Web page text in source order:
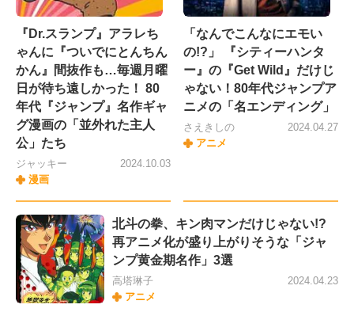
『Dr.スランプ』アラレち
ゃんに『ついでにとんちん
かん』間抜作も…毎週月曜
日が待ち遠しかった！ 80
年代『ジャンプ』名作ギャ
グ漫画の「並外れた主人
公」たち
ジャッキー
漫画
2024.10.03
「なんでこんなにエモい
の!?」 『シティーハンタ
ー』の『Get Wild』だけじ
ゃない！80年代ジャンプア
ニメの「名エンディング」
さえきしの
アニメ
2024.04.27
北斗の拳、キン肉マンだけじゃない!?
再アニメ化が盛り上がりそうな「ジャ
ンプ黄金期名作」3選
高塔琳子
アニメ
2024.04.23